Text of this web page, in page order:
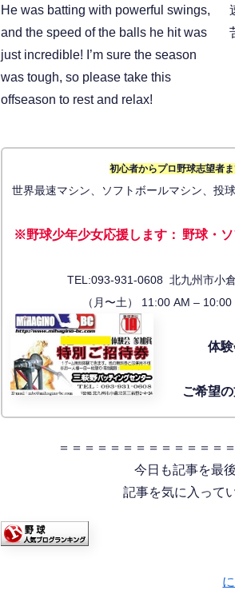
He was batting with powerful swings,
and the speed of the balls he hit was
just incredible! I’m sure the season
was tough, so please take this
offseason to rest and relax!
初心者からプロ野球志望者
世界最速マシン、ソフトボールマシン、投
※野球少年少女応援します： 野球・
TEL:093-931-0608 北九州市小
（月〜土） 11:00 AM –
体
ご希望
＝＝＝＝＝＝＝＝＝＝＝＝＝
今日も記事を最
記事を気に入って